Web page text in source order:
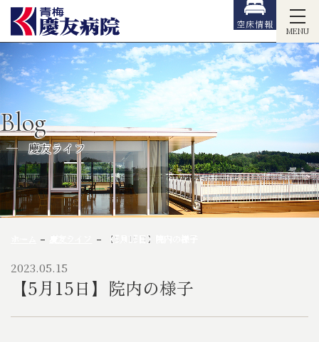
MENU
空床情報
Blog
慶友ライフ
【5月15日】院内の様子
2023.05.15
【5月15日】院内の様子